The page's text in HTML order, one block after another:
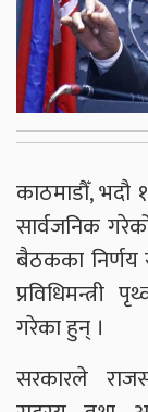
काठमाडौँ, भदौ
सार्वजनिक
बैठकका निर्णय
गरेका हुन् ।
सरकारले